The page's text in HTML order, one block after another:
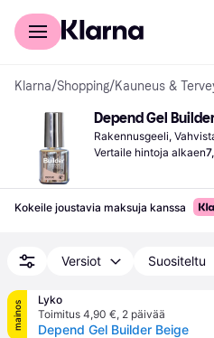
Kuluttajille
Klarna/Shopping/Kauneus &
Depend Gel
Rakennusgeeli,
Vertaile hintoja alkaen
Kokeile joustavia maksuja kanssa
Versiot Suositeltu
mainos
Lyko
Toimitus 4,90 €, 2 päivää
Depend Gel Builder Beige